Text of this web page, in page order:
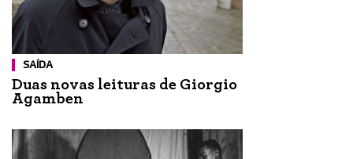
SAÍDA
Duas novas leituras de Giorgio
Agamben